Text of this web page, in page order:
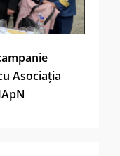
Asociația